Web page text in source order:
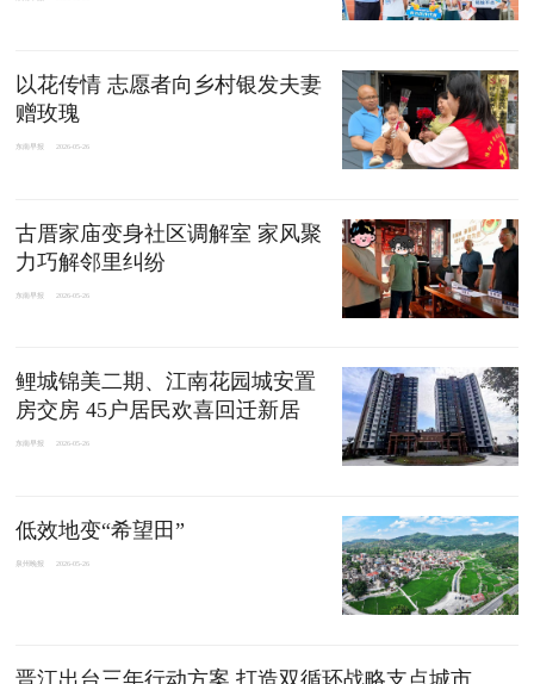
以花传情 志愿者向乡村银发夫妻
赠玫瑰
东南早报 2026-05-26
古厝家庙变身社区调解室 家风聚
力巧解邻里纠纷
东南早报 2026-05-26
鲤城锦美二期、江南花园城安置
房交房 45户居民欢喜回迁新居
东南早报 2026-05-26
低效地变“希望田”
泉州晚报 2026-05-26
晋江出台三年行动方案 打造双循环战略支点城市